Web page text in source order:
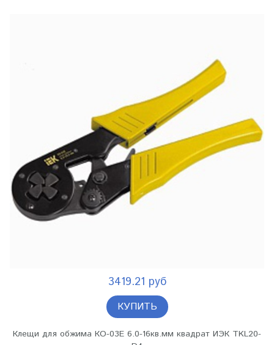
3419.21 руб
КУПИТЬ
Клещи для обжима КО-03Е 6.0-16кв.мм квадрат ИЭК TKL20-